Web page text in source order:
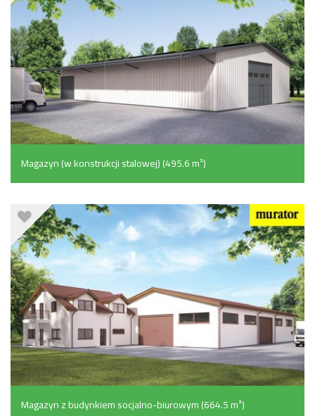
Magazyn (w konstrukcji stalowej) (495.6 m²)
Magazyn z budynkiem socjalno-biurowym (664.5 m²)